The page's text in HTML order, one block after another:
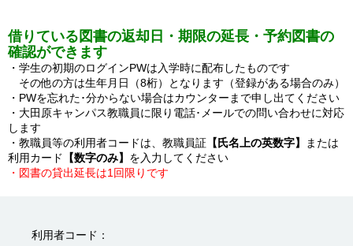
借りている図書の返却日・期限の延長・予約図書の
確認ができます
・学生の初期のログインPWは入学時に配布したものです
その他の方は生年月日（8桁）となります（登録がある場合のみ）
・PWを忘れた･分からない場合はカウンターまで申し出てください
・大田原キャンパス教職員に限り電話･メールでの問い合わせに対応
します
・教職員等の利用者コードは、教職員証 【氏名上の英数字】
または
利用カード
【数字のみ】
・図書の貸出延長は1回限りです
利用者コード